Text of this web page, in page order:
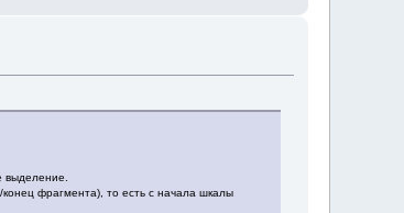
выделение.
фрагмента), то есть с начала шкалы